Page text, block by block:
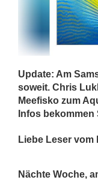
Update: Am
soweit. Chris
Meefisko zum
Infos bekommen
Liebe Leser vom
Nächte Woche,